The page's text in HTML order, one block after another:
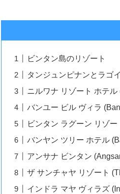
ビンタン島のリゾート
タンジュンピナンとラゴ
ニルワナ リゾート ホテ
バンユー ビル ヴィラ
ビンタン ラグーン リゾ
バンヤン ツリー ホテル
アンサナ ビンタン
ザ サンチャヤ リゾート
インドラ マヤ ヴィラズ